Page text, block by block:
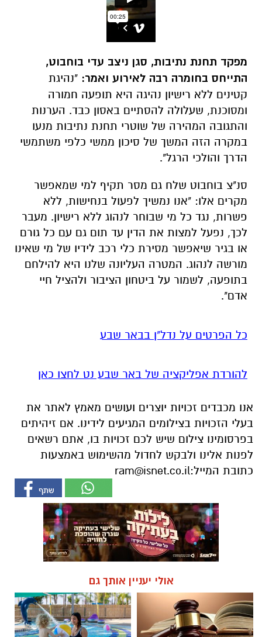
מפקד תחנת נתיבות, סגן ניצב עדי בוחבוט,
התייחס בחומרה רבה לאירוע ואמר: "נהיגת
קטינים ללא רישיון נהיגה היא תופעה חמורה
ומסוכנת, שעלולה להסתיים באסון כבד. הערנות
והתגובה המהירה של שוטרי תחנת נתיבות מנעו
במקרה הזה המשך של סיכון ממשי כלפי משתמשי
הדרך והולכי הרגל".
סנ"צ בוחבוט שלח גם מסר תקיף למי שמאפשר
מקרים אלו: "אנו נמשיך לפעול בנחישות, ללא
פשרות, נגד כל מי שבוחר לנהוג ללא רישיון. מעבר
לכך, נפעל למצות את הדין עד תום גם עם כל גורם
או בגיר שיאפשר מסירת כלי רכב לידיו של מי שאינו
מורשה לנהוג. המטרה העליונה שלנו היא להילחם
בתופעה, לשמור על ביטחון הציבור ולהציל חיי
אדם".
כל הפרטים על נדל"ן בבאר שבע
להורדת אפליקציה של באר שבע נט לחצו כאן
אנו מכבדים זכויות יוצרים ועושים מאמץ לאתר את
בעלי הזכויות בצילומים המגיעים לידינו. אם זיהיתים
בפרסומינו צילום שיש לכם זכויות בו, אתם רשאים
לפנות אלינו ולבקש לחדול מהשימוש באמצעות
כתובת המייל:ram@isnet.co.il
אולי יעניין אותך גם